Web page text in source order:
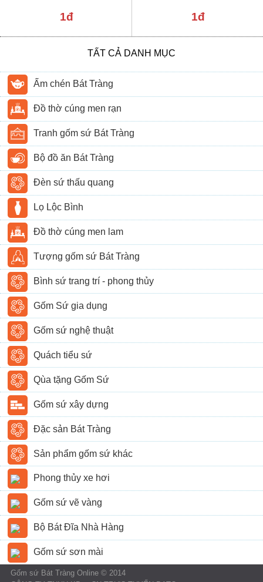
1đ 1đ
TẤT CẢ DANH MỤC
Ấm chén Bát Tràng
Đồ thờ cúng men rạn
Tranh gốm sứ Bát Tràng
Bộ đồ ăn Bát Tràng
Đèn sứ thấu quang
Lọ Lộc Bình
Đồ thờ cúng men lam
Tượng gốm sứ Bát Tràng
Bình sứ trang trí - phong thủy
Gốm Sứ gia dụng
Gốm sứ nghệ thuật
Quách tiểu sứ
Qùa tặng Gốm Sứ
Gốm sứ xây dựng
Đặc sản Bát Tràng
Sản phẩm gốm sứ khác
Phong thủy xe hơi
Gốm sứ vẽ vàng
Bộ Bát Đĩa Nhà Hàng
Gốm sứ sơn mài
Gốm sứ Bát Tràng Online © 2014